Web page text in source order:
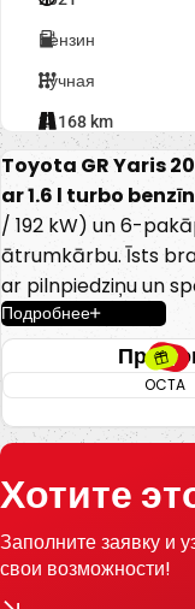
Бензин
Ручная
21168 km
При
OCTA
Toyota GR Yaris
ar 1.6 l turbo
/ 192 kW) un 6-
ātrumkārbu. Īsts
ar pilnpiedziņu un
-4×4 GR-Four
braukšanas
/ Track)
-6-pakāpju
-Multifunkcionāla
-Vieglmetāla diski
riepām
Подробнее
Хотите
Заполните заявку и
свои возможности!